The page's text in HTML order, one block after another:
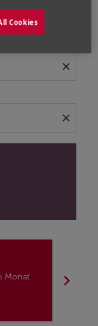
close
close
Monat
chevron_right
Cookies